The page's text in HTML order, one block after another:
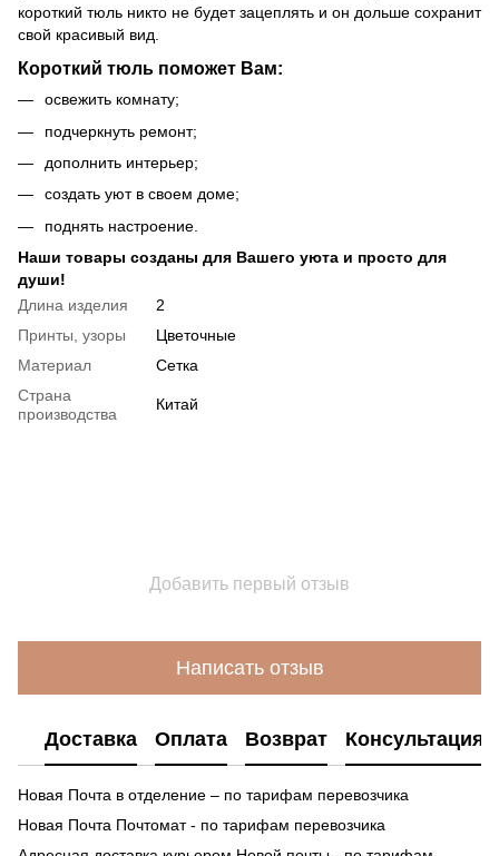
короткий тюль никто не будет зацеплять и он дольше сохранит
свой красивый вид.
Короткий тюль поможет Вам:
освежить комнату;
подчеркнуть ремонт;
дополнить интерьер;
создать уют в своем доме;
поднять настроение.
Наши товары созданы для Вашего уюта и просто для
души!
Длина изделия
2
Принты, узоры
Цветочные
Материал
Сетка
Страна
производства
Китай
Добавить первый отзыв
Написать отзыв
Доставка Оплата Возврат Консультация
Новая Почта в отделение – по тарифам перевозчика
Новая Почта Почтомат - по тарифам перевозчика